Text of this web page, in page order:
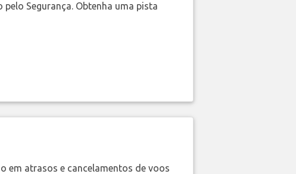
Segurança. Obtenha uma pista
em atrasos e cancelamentos de voos